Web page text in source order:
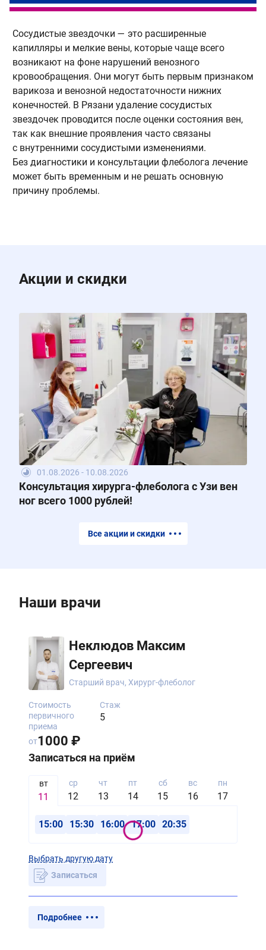
Сосудистые звездочки — это расширенные
капилляры и мелкие вены, которые чаще всего
возникают на фоне нарушений венозного
кровообращения. Они могут быть первым признаком
варикоза и венозной недостаточности нижних
конечностей. В Рязани удаление сосудистых
звездочек проводится после оценки состояния вен,
так как внешние проявления часто связаны
с внутренними сосудистыми изменениями.
Без диагностики и консультации флеболога лечение
может быть временным и не решать основную
причину проблемы.
Акции и скидки
01.08.2026 - 10.08.2026
Консультация хирурга-флеболога с Узи вен
ног всего 1000 рублей!
Все акции и скидки
Наши врачи
Неклюдов Максим
Сергеевич
Старший врач, Хирург-флеболог
Стаж
5
Стоимость
первичного
приема
от1000 ₽
Записаться на приём
вт
11
ср
12
чт
13
пт
14
сб
15
вс
16
пн
17
15:00 15:30 16:00 17:00 20:35
Выбрать другую дату
Записаться
Подробнее